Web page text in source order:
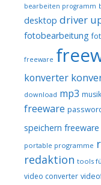
bearbeiten programm
desktop driver
fotobearbeitung
freeware
konverter
download mp3 musik
freeware
speichern freeware
portable programme
redaktion tools
video converter